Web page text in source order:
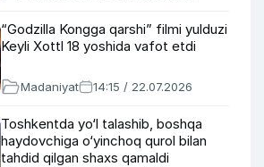
“Godzilla Kongga qarshi” filmi yulduzi
Keyli Xottl 18 yoshida vafot etdi
Madaniyat 14:15 / 22.07.2026
Toshkentda yo‘l talashib, boshqa
haydovchiga o‘yinchoq qurol bilan
tahdid qilgan shaxs qamaldi